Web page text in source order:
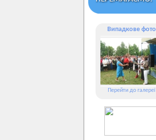
Випадкове фото
Перейти до галереї